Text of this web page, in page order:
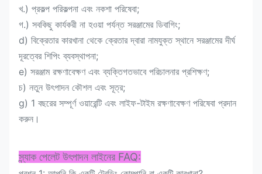
খ.) প্রকল্প পরিকল্পনা এবং নকশা পরিষেবা;
গ.) সবকিছু কার্যকরী না হওয়া পর্যন্ত সরঞ্জামের ডিবাগিং;
d) বিক্রেতার কারখানা থেকে ক্রেতার দ্বারা নামযুক্ত স্থানে সরঞ্জামের দীর্ঘ
দূরত্বের শিপিং ব্যবস্থাপনা;
e) সরঞ্জাম রক্ষণাবেক্ষণ এবং ব্যক্তিগতভাবে পরিচালনার প্রশিক্ষণ;
চ) নতুন উৎপাদন কৌশল এবং সূত্র;
g) 1 বছরের সম্পূর্ণ ওয়ারেন্টি এবং লাইফ-টাইম রক্ষণাবেক্ষণ পরিষেবা প্রদান
করুন।
স্ন্যাক পেলেট উৎপাদন লাইনের FAQ: